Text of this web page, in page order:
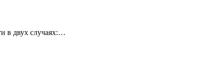
в двух случаях:…